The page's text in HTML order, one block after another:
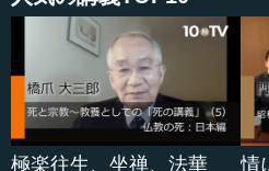
極楽往生、坐禅、法華
情